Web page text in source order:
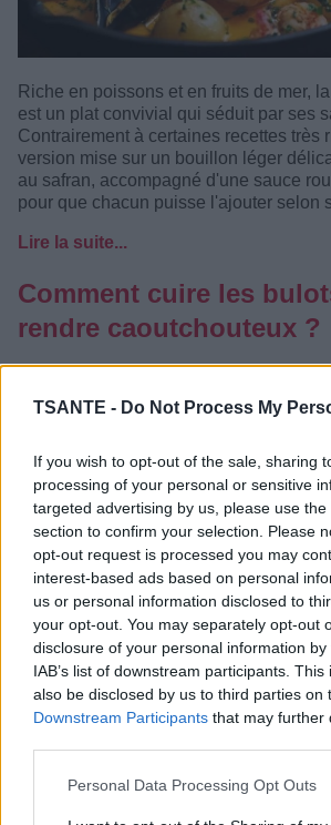
TSANTE - Do Not Process My
If you wish to opt-out of the sale, sharing
processing of your personal or sensitive
targeted advertising by us, please use
section to confirm your selection. Please
opt-out request is processed you may
interest-based ads based on personal
us or personal information disclosed to
your opt-out. You may separately opt-out
disclosure of your personal information
IAB’s list of downstream participants.
also be disclosed by us to third parties on
Downstream Participants that may further
Personal Data Processing Opt Outs
Riche en poissons et en fruits de mer,
est un plat convivial qui séduit par ses
Contrairement à certaines recettes très
version mise sur un bouillon léger
au safran, accompagné d'une sauce
pour que chacun puisse l'ajouter selon
Lire la suite...
Comment cuire les
rendre caoutchouteux ?
Les bulots sont très appréciés pour leur
rapidement les rendre caoutchouteux.